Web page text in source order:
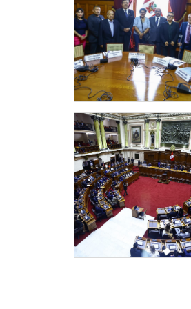
trabajo”.
A su vez, Carlos Almerí
“Debería darse en el
teniendo ya la
más importante del
corto plazo”, aseveró.
A su turno, Martha
como presidenta del
eliminara una moratoria
convenios como Bolivia
“hoy estamos gozando”.
Mientras que el
Puertos que no